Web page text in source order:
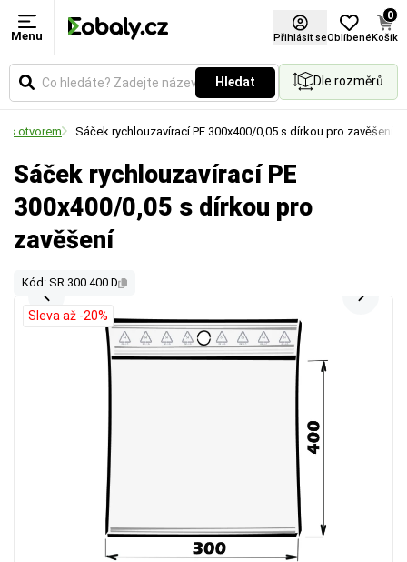
Menu Přihlásit seOblíbené
0
Košík
Hledat Dle rozměrů
s otvorem Sáček rychlouzavírací PE 300x400/0,05 s dírkou pro zavěšení
Sáček rychlouzavírací PE
300x400/0,05 s dírkou pro
zavěšení
Kód: SR 300 400 D
Sleva až -20%